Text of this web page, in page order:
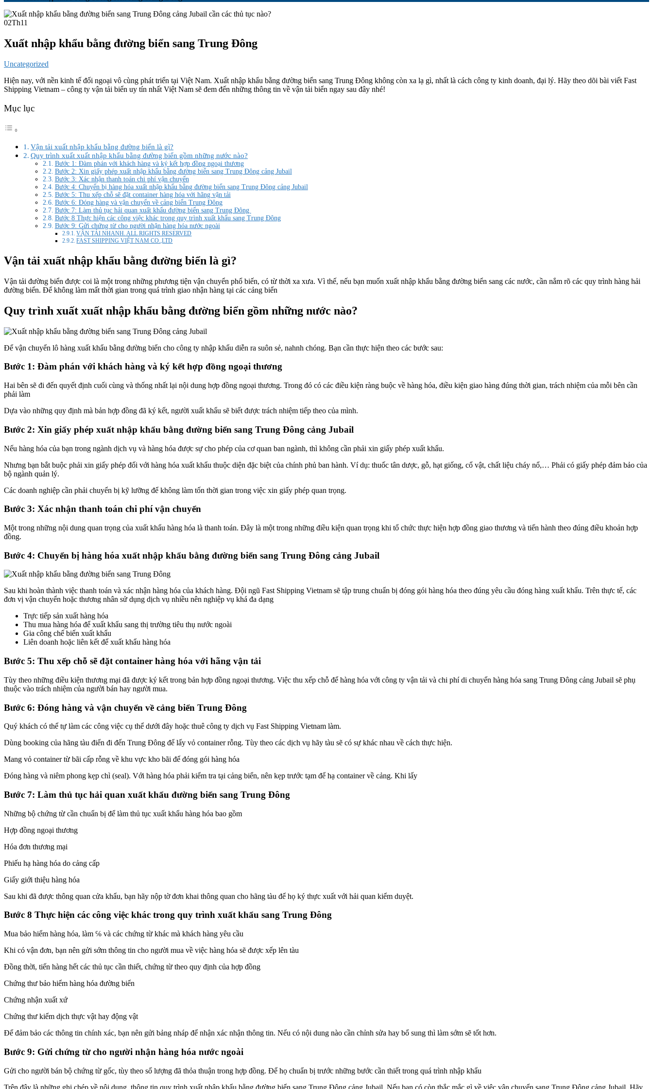
02Th11
Xuất nhập khẩu bằng đường biển sang Trung Đông
Uncategorized
Hiện nay, với nền kinh tế đối ngoại vô cùng phát triển tại Việt Nam. Xuất nhập khẩu bằng đường biển sang Trung Đông không còn xa lạ gì, nhất là cách công ty kinh doanh, đại lý. Hãy theo dõi bài viết Fast
Shipping Vietnam – công ty vận tải biển uy tín nhất Việt Nam sẽ đem đến những thông tin về vận tải biển ngay sau đây nhé!
Mục lục
Vận tải xuất nhập khẩu bằng đường biển là gì?
Quy trình xuất xuất nhập khẩu bằng đường biển gồm những nước nào?
Bước 1: Đàm phán với khách hàng và ký kết hợp đồng ngoại thương
Bước 2: Xin giấy phép xuất nhập khẩu bằng đường biển sang Trung Đông cảng Jubail
Bước 3: Xác nhận thanh toán chi phí vận chuyển
Bước 4: Chuyển bị hàng hóa xuất nhập khẩu bằng đường biển sang Trung Đông cảng Jubail
Bước 5: Thu xếp chỗ sẽ đặt container hàng hóa với hãng vận tải
Bước 6: Đóng hàng và vận chuyển về cảng biển Trung Đông
Bước 7: Làm thủ tục hải quan xuất khẩu đường biển sang Trung Đông
Bước 8 Thực hiện các công việc khác trong quy trình xuất khẩu sang Trung Đông
Bước 9: Gửi chứng từ cho người nhận hàng hóa nước ngoài
VẬN TẢI NHANH. ALL RIGHTS RESERVED
FAST SHIPPING VIỆT NAM CO.,LTD
Vận tải xuất nhập khẩu bằng đường biển là gì?
Vận tải đường biển được coi là một trong những phương tiện vận chuyển phổ biến, có từ thời xa xưa. Vì thế, nếu bạn muốn xuất nhập khẩu bằng đường biển sang các nước, cần nắm rõ các quy trình hàng hải
đường biển. Để không làm mất thời gian trong quá trình giao nhận hàng tại các cảng biển
Quy trình xuất xuất nhập khẩu bằng đường biển gồm những nước nào?
Để vận chuyển lô hàng xuất khẩu bằng đường biển cho công ty nhập khẩu diễn ra suôn sẻ, nahnh chóng. Bạn cần thực hiện theo các bước sau:
Bước 1: Đàm phán với khách hàng và ký kết hợp đồng ngoại thương
Hai bên sẽ đi đến quyết định cuối cùng và thống nhất lại nội dung hợp đồng ngoại thương. Trong đó có các điều kiện ràng buộc về hàng hóa, điều kiện giao hàng đúng thời gian, trách nhiệm của mỗi bên cần
phải làm
Dựa vào những quy định mà bản hợp đồng đã ký kết, người xuất khẩu sẽ biết được trách nhiệm tiếp theo của mình.
Bước 2: Xin giấy phép xuất nhập khẩu bằng đường biển sang Trung Đông cảng Jubail
Nếu hàng hóa của bạn trong ngành dịch vụ và hàng hóa được sự cho phép của cơ quan ban ngành, thì không cần phải xin giấy phép xuất khẩu.
Nhưng bạn bắt buộc phải xin giấy phép đối với hàng hóa xuất khẩu thuộc diện đặc biệt của chính phủ ban hành. Ví dụ: thuốc tân dược, gỗ, hạt giống, cổ vật, chất liệu cháy nổ,… Phải có giấy phép đảm bảo của
bộ ngành quản lý.
Các doanh nghiệp cần phải chuyển bị kỹ lưỡng để không làm tốn thời gian trong việc xin giấy phép quan trọng.
Bước 3: Xác nhận thanh toán chi phí vận chuyển
Một trong những nội dung quan trọng của xuất khẩu hàng hóa là thanh toán. Đây là một trong những điều kiện quan trọng khi tổ chức thực hiện hợp đồng giao thương và tiến hành theo đúng điều khoản hợp
đồng.
Bước 4: Chuyển bị hàng hóa xuất nhập khẩu bằng đường biển sang Trung Đông cảng Jubail
Sau khi hoàn thành việc thanh toán và xác nhận hàng hóa của khách hàng. Đội ngũ Fast Shipping Vietnam sẽ tập trung chuẩn bị đóng gói hàng hóa theo đúng yêu cầu đóng hàng xuất khẩu. Trên thực tế, các
đơn vị vận chuyển hoặc thương nhân sử dụng dịch vụ nhiều nên nghiệp vụ khá đa dạng
Trực tiếp sản xuất hàng hóa
Thu mua hàng hóa để xuất khẩu sang thị trường tiêu thụ nước ngoài
Gia công chế biến xuất khẩu
Liên doanh hoặc liên kết để xuất khẩu hàng hóa
Bước 5: Thu xếp chỗ sẽ đặt container hàng hóa với hãng vận tải
Tùy theo những điều kiện thương mại đã được ký kết trong bản hợp đồng ngoại thương. Việc thu xếp chỗ để hàng hóa với công ty vận tải và chi phí di chuyển hàng hóa sang Trung Đông cảng Jubail sẽ phụ
thuộc vào trách nhiệm của người bán hay người mua.
Bước 6: Đóng hàng và vận chuyển về cảng biển Trung Đông
Quý khách có thể tự làm các công việc cụ thể dưới đây hoặc thuê công ty dịch vụ Fast Shipping Vietnam làm.
Dùng booking của hãng tàu điển đi đến Trung Đông để lấy vỏ container rỗng. Tùy theo các dịch vụ hãy tàu sẽ có sự khác nhau về cách thực hiện.
Mang vỏ container từ bãi cấp rỗng về khu vực kho bãi để đóng gói hàng hóa
Đóng hàng và niêm phong kẹp chì (seal). Với hàng hóa phải kiểm tra tại cảng biển, nên kẹp trước tạm để hạ container về cảng. Khi lấy
Bước 7: Làm thủ tục hải quan xuất khẩu đường biển sang Trung Đông
Những bộ chứng từ cần chuẩn bị để làm thủ tục xuất khẩu hàng hóa bao gồm
Hợp đồng ngoại thương
Hóa đơn thương mại
Phiếu hạ hàng hóa do cảng cấp
Giấy giới thiệu hàng hóa
Sau khi đã được thông quan cửa khẩu, bạn hãy nộp tờ đơn khai thông quan cho hãng tàu để họ ký thực xuất với hải quan kiểm duyệt.
Bước 8 Thực hiện các công việc khác trong quy trình xuất khẩu sang Trung Đông
Mua bảo hiểm hàng hóa, làm ℅ và các chứng từ khác mà khách hàng yêu cầu
Khi có vận đơn, bạn nên gửi sớm thông tin cho người mua về việc hàng hóa sẽ được xếp lên tàu
Đồng thời, tiến hàng hết các thủ tục cần thiết, chứng từ theo quy định của hợp đồng
Chứng thư bảo hiểm hàng hóa đường biển
Chứng nhận xuất xứ
Chứng thư kiểm dịch thực vật hay động vật
Để đảm bảo các thông tin chính xác, bạn nên gửi bảng nháp để nhận xác nhận thông tin. Nếu có nội dung nào cần chỉnh sửa hay bổ sung thì làm sớm sẽ tốt hơn.
Bước 9: Gửi chứng từ cho người nhận hàng hóa nước ngoài
Gửi cho người bán bộ chứng từ gốc, tùy theo số lượng đã thỏa thuận trong hợp đồng. Để họ chuẩn bị trước những bước cần thiết trong quá trình nhập khẩu
Trên đây là những ghi chép về nội dung, thông tin quy trình xuất nhập khẩu bằng đường biển sang Trung Đông cảng Jubail. Nếu bạn có còn thắc mắc gì về việc vận chuyển sang Trung Đông cảng Jubail. Hãy